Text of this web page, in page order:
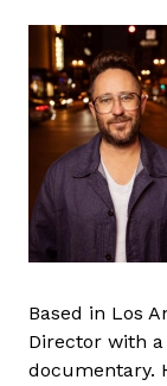
Based in Los
Director with
documentary.